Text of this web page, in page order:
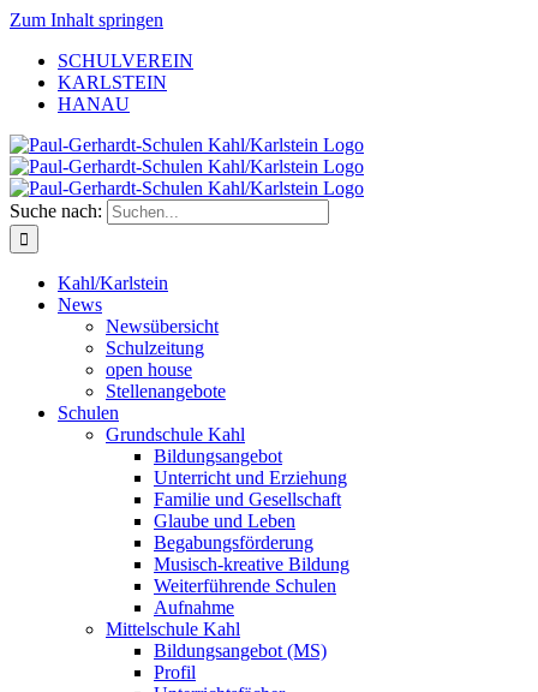
Zum Inhalt springen
SCHULVEREIN
KARLSTEIN
HANAU
Suche nach:
Kahl/Karlstein
News
Newsübersicht
Schulzeitung
open house
Stellenangebote
Schulen
Grundschule Kahl
Bildungsangebot
Unterricht und Erziehung
Familie und Gesellschaft
Glaube und Leben
Begabungsförderung
Musisch-kreative Bildung
Weiterführende Schulen
Aufnahme
Mittelschule Kahl
Bildungsangebot (MS)
Profil